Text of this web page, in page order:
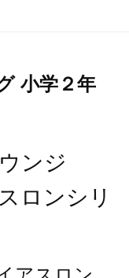
小学２年
ンジ
ロンシリ